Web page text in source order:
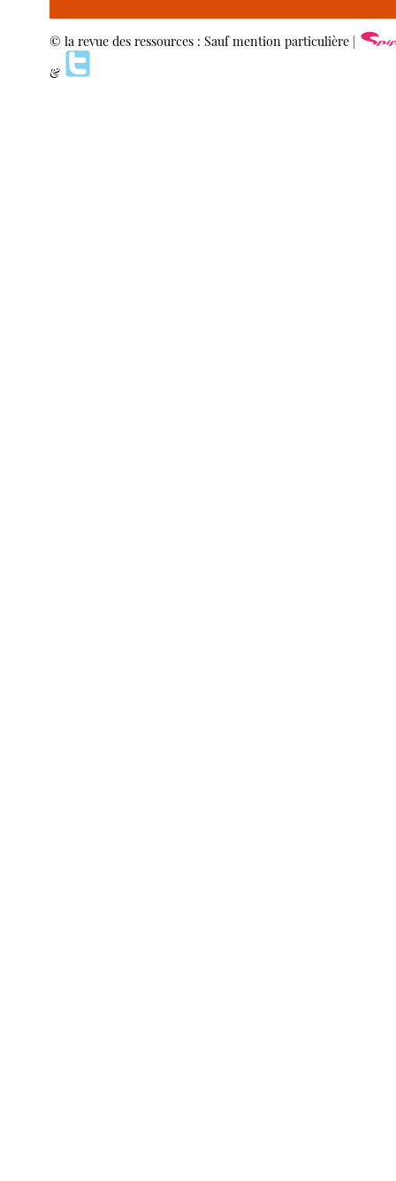
© la revue des ressources : Sauf mention particulière |
&